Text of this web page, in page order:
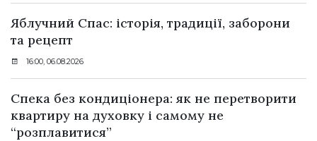
Яблучний Спас: історія, традиції, заборони
та рецепт
16:00, 06.08.2026
Спека без кондиціонера: як не перетворити
квартиру на духовку і самому не
“розплавитися”